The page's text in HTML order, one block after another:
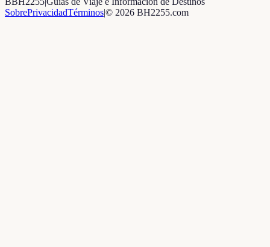
SobrePrivacidadTérminos|© 2026 BH2255.com